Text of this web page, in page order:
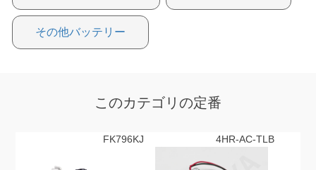
その他バッテリー
このカテゴリの定番
FK796KJ 4HR-AC-TLB